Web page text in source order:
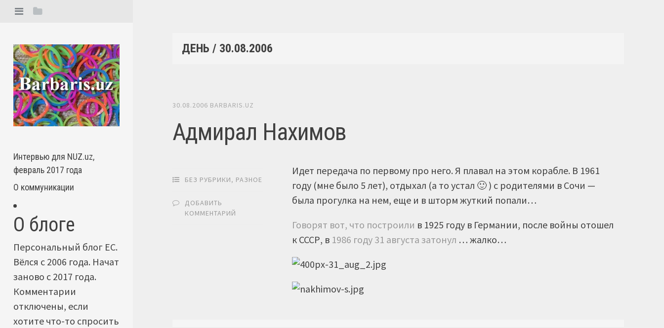
Интервью для NUZ.uz,
февраль 2017 года
О коммуникации
О блоге
Персональный блог ЕС.
Вёлся с 2006 года. Начат
заново с 2017 года.
Комментарии
отключены, если
хотите что-то спросить
ДЕНЬ / 30.08.2006
30.08.2006 BARBARIS.UZ
Адмирал Нахимов
БЕЗ РУБРИКИ, РАЗНОЕ
ДОБАВИТЬ
КОММЕНТАРИЙ
Идет передача по первому про него. Я плавал на этом корабле. В 1961
году (мне было 5 лет), отдыхал (а то устал 🙂 ) с родителями в Сочи —
была прогулка на нем, еще и в шторм жуткий попали…
Говорят вот, что построили в 1925 году в Германии, после войны отошел
к СССР, в 1986 году 31 августа затонул … жалко…